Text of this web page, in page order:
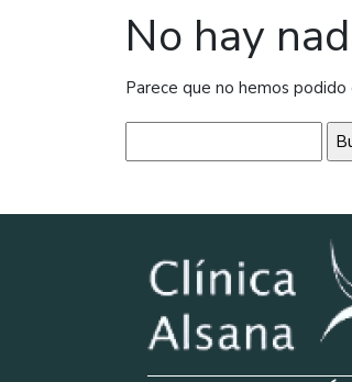
No hay
Parece que no hemos